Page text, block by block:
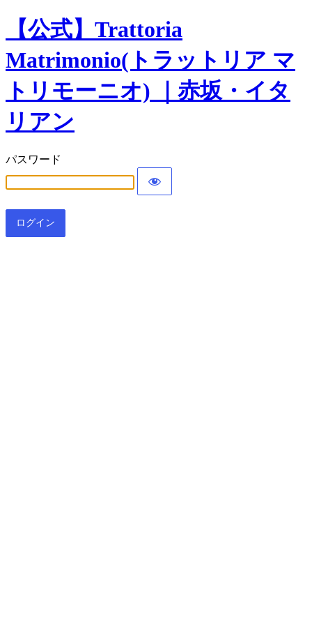
【公式】Trattoria
Matrimonio(トラットリア マ
トリモーニオ) ｜赤坂・イタ
リアン
パスワード